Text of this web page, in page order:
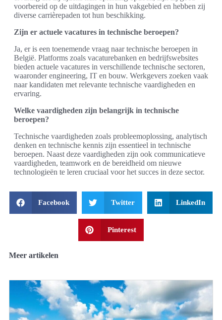
voorbereid op de uitdagingen in hun vakgebied en hebben zij
diverse carrièrepaden tot hun beschikking.
Zijn er actuele vacatures in technische beroepen?
Ja, er is een toenemende vraag naar technische beroepen in
België. Platforms zoals vacaturebanken en bedrijfswebsites
bieden actuele vacatures in verschillende technische sectoren,
waaronder engineering, IT en bouw. Werkgevers zoeken vaak
naar kandidaten met relevante technische vaardigheden en
ervaring.
Welke vaardigheden zijn belangrijk in technische
beroepen?
Technische vaardigheden zoals probleemoplossing, analytisch
denken en technische kennis zijn essentieel in technische
beroepen. Naast deze vaardigheden zijn ook communicatieve
vaardigheden, teamwork en de bereidheid om nieuwe
technologieën te leren cruciaal voor het succes in deze sector.
Facebook Twitter LinkedIn
Pinterest
Meer artikelen